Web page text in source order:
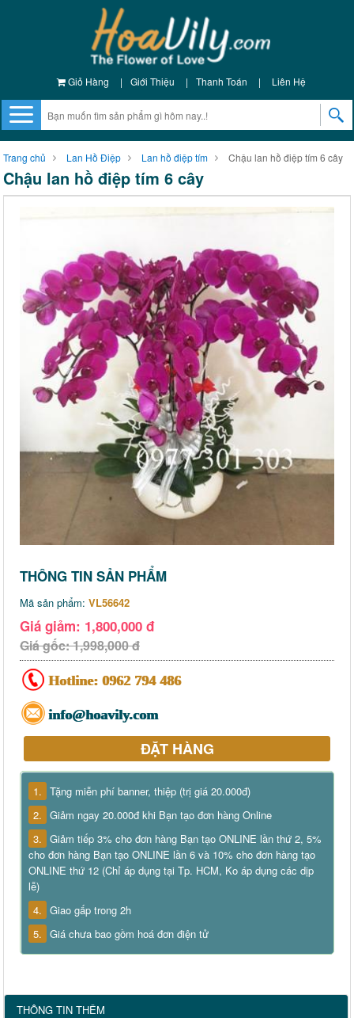
Giỏ Hàng | Giới Thiệu | Thanh Toán | Liên Hệ
Trang chủ Lan Hồ Điệp Lan hồ điệp tím Chậu lan hồ điệp tím 6 cây
Chậu lan hồ điệp tím 6 cây
THÔNG TIN SẢN PHẨM
Mã sản phẩm: VL56642
Giá giảm: 1,800,000 đ
Giá gốc: 1,998,000 đ
Hotline: 0962 794 486
info@hoavily.com
ĐẶT HÀNG
1. Tặng miễn phí banner, thiệp (trị giá 20.000đ)
2. Giảm ngay 20.000đ khi Bạn tạo đơn hàng Online
3. Giảm tiếp 3% cho đơn hàng Bạn tạo ONLINE lần thứ 2, 5%
cho đơn hàng Bạn tạo ONLINE lần 6 và 10% cho đơn hàng tạo
ONLINE thứ 12 (Chỉ áp dụng tại Tp. HCM, Ko áp dụng các dịp
lễ)
4. Giao gấp trong 2h
5. Giá chưa bao gồm hoá đơn điện tử
THÔNG TIN THÊM